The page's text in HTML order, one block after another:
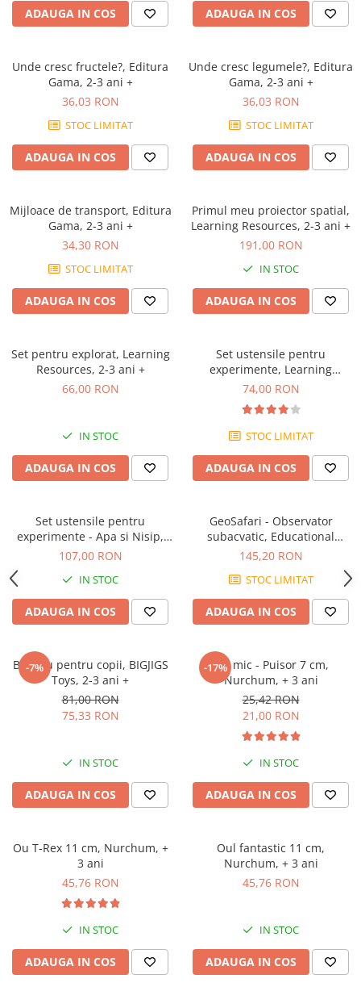
ADAUGA IN COS ADAUGA IN COS
Unde cresc fructele?, Editura
Gama, 2-3 ani +
36,03 RON
STOC LIMITAT
ADAUGA IN COS
Unde cresc legumele?, Editura
Gama, 2-3 ani +
36,03 RON
STOC LIMITAT
ADAUGA IN COS
Mijloace de transport, Editura
Gama, 2-3 ani +
34,30 RON
STOC LIMITAT
ADAUGA IN COS
Primul meu proiector spatial,
Learning Resources, 2-3 ani +
191,00 RON
IN STOC
ADAUGA IN COS
Set pentru explorat, Learning
Resources, 2-3 ani +
66,00 RON
IN STOC
ADAUGA IN COS
Set ustensile pentru
experimente, Learning
Resources, 2-3 ani +
74,00 RON
STOC LIMITAT
ADAUGA IN COS
Set ustensile pentru
experimente - Apa si Nisip,
Learning Resources, 2-3 ani +
107,00 RON
IN STOC
ADAUGA IN COS
GeoSafari - Observator
subacvatic, Educational
Insights, 2-3 ani +
145,20 RON
STOC LIMITAT
ADAUGA IN COS
-7%
Binoclu pentru copii, BIGJIGS
Toys, 2-3 ani +
81,00 RON
75,33 RON
IN STOC
ADAUGA IN COS
-17%
Ou mic - Puisor 7 cm,
Nurchum, + 3 ani
25,42 RON
21,00 RON
IN STOC
ADAUGA IN COS
Ou T-Rex 11 cm, Nurchum, +
3 ani
45,76 RON
IN STOC
ADAUGA IN COS
Oul fantastic 11 cm,
Nurchum, + 3 ani
45,76 RON
IN STOC
ADAUGA IN COS